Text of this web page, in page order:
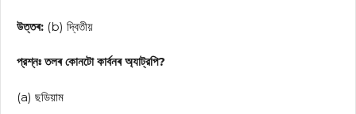
উত্তৰ: (b) দ্বিতীয়
প্রশ্নঃ তলৰ কোনটো কাৰ্বনৰ অ্যাট্রপি?
(a) ছডিয়াম